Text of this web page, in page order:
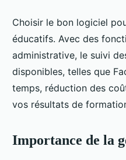
Choisir le bon logiciel
éducatifs. Avec des
administrative, le suivi
disponibles, telles que
temps, réduction des
vos résultats de
Importance de la